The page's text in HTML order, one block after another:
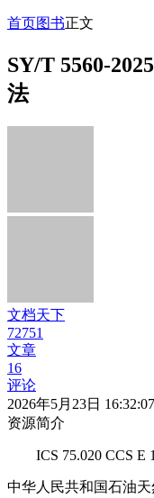
首页图书正文
SY/T 5560-
法
文档天下
72751
文章
16
评论
2026年5月23日 16:32:07
资源简介
ICS 75.020 CCS E
中华人民共和国石油